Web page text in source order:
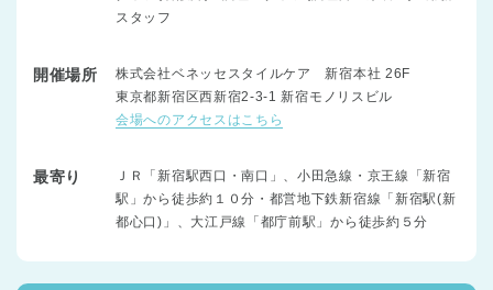
スタッフ
開催場所
株式会社ベネッセスタイルケア 新宿本社 26F
東京都新宿区西新宿2-3-1 新宿モノリスビル
会場へのアクセスはこちら
最寄り
ＪＲ「新宿駅西口・南口」、小田急線・京王線「新宿
駅」から徒歩約１０分・都営地下鉄新宿線「新宿駅(新
都心口)」、大江戸線「都庁前駅」から徒歩約５分